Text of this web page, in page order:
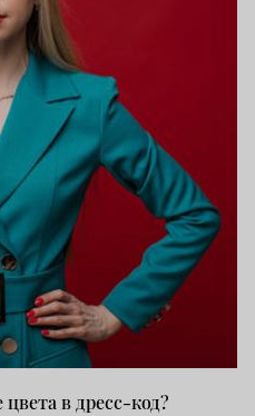
в дресс-код?